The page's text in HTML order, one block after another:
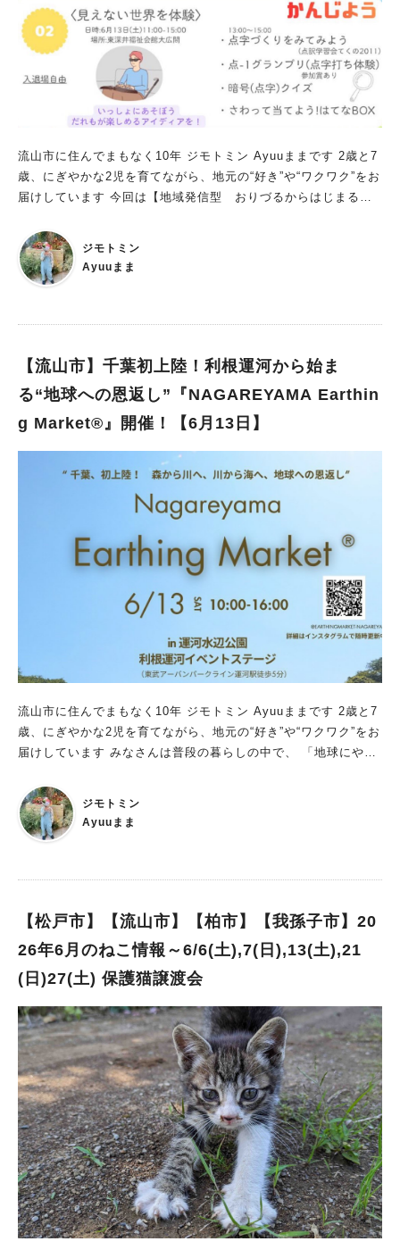
流山市に住んでまもなく10年 ジモトミン Ayuuままです 2歳と7
歳、にぎやかな2児を育てながら、地元の“好き”や“ワクワク”をお
届けしています 今回は【地域発信型 おりづるからはじまる楽
ます 主催するのは、 子育てど真ん中世代を中心に活動する地域
団体「おりづる」さん “違いを越えて、その先の楽しいでつなが
る” そんな想いを大切に、 親子で「見て・触って・感じて・考え
品に〉」 3つのイベントを順番に開催！ 今回ご紹介するのは、
じられる体験型イベントになっています 点字や白杖、盲人用オ
セロなど、 普段なかなかふれる機会のない世界を、 親子で楽し
楽しめる工夫ってなんだろう？” 遊びや体験を通して、 自然とイ
ンクルーシブについて考えるきっかけになりそうです♪ 【地域
発信型 おりづるからはじまる楽しいを平和につなげるプロジェ
団体「おりづる」さん 体験型インクルーシブフェスタプロジェ
クトは“違いを認め合い、誰もが過ごしやすい地域を目指したい”
いるので、 「これ気になる！」 と思った企画だけの参加でもも
って・感じて・考えて” 楽しみながら平和やインクルーシブにつ
いてふれられる内容になっています また、筆談対応もあり、 小
魅力 “平和を学ぶ”というより まずは「楽しい！」から イベント
の最新情報や準備の様子は、主催「おりづる」さんのInstagram
でも発信中♪ 地域での活動や、子どもたちへの想いが伝わる投稿
nstagramはこちら ▶︎今回、開催される【地域発信型 おりづる
からはじまる楽しいを平和につなげるプロジェクト】で感じ
た“新しい視点”は、その後の展示企画へもつながっていきます♪
〈見えない世界を体験〉【イベント概要】 ■見えない世界を体験
間 参加費：無料 入退場自由 内容： ・点字づくりを見てみよう
・点字打ち体験「点-1グランプリ」 ・暗号（点字）クイズ ・さ
デモンストレーション ・点字版広報展示 これは、ただ“見る”だ
けのイベントではありません 実際に触れて 感じて 想像してみる
親子で“見えない世界”を体験できる、特別なイベントが開催され
ます！ 今回開催される「見えない世界を体験」は、子どもたち
にもわかりやすく楽しめる工夫がいっぱいの体験型イベント
「点字ってどうやって作るの？」 「見えないってどんな感覚な
んだろう？」 そんな疑問を、“遊びながら学べる”内容になってい
ます 当日は、点訳学習会「てくの2011」さん協力のもと、点字
づくり体験や点字クイズ、点字打ち体験も実施！ さらに、流山
市視覚障害者協会のみなさんの協力で、盲人用オセロや白杖な
ど、普段なかなか見ることのできない本物の道具も展示予定です
ジモトミン
Ayuuまま
【流山市】千葉初上陸！利根運河から始ま
る“地球への恩返し”『NAGAREYAMA Earthin
g Market®︎』開催！【6月13日】
流山市に住んでまもなく10年 ジモトミン Ayuuままです 2歳と7
歳、にぎやかな2児を育てながら、地元の“好き”や“ワクワク”をお
届けしています みなさんは普段の暮らしの中で、 「地球にやさ
たいこと」 を意識したり、気になったりしたことはあります
か？ 実は私自身、子育てをする中で 「子どもたちに美しい自然
を残したい」 「未来の環境はどうなっていくのだろう」 と考え
なかなかない」 そんな風に感じることも少なくありません そん
g Market®︎】さん！ 娘と参加したエシカルパン作り教室でお会
いした実行委員長のAIRIさんから活動への想いを伺い、 「私も
トです そしてついに―― 千葉初上陸！ 全国へ広がる話題のエシ
カルマーケットが、流山市・利根運河にやってきます！ 地域で
人気のお店や活動家の皆さん、環境や身体にやさしい暮らしを提
案する出店者が集結！！ 難しく考えがちな“エコ”や“環境問
題”を、楽しく、美味しく、体験しながら学べる一日です 美しい
自然が広がる利根運河からはじまる地球への恩返し 親子で、大
人同士で、まずは気軽に参加してみませんか？ 【Earthing Ma
rket®︎】とは？ 2021年に湘南・茅ヶ崎でスタートした「Earthin
g Market®︎」 「地球への恩返し」を合言葉に、 運営者・出店
者・来場者が一丸となって地球のためのアクションを実践するこ
とを目指しているマーケットです 現在は北海道から沖縄まで全
ジモトミン
Ayuuまま
【松戸市】【流山市】【柏市】【我孫子市】20
26年6月のねこ情報～6/6(土),7(日),13(土),21
(日)27(土) 保護猫譲渡会